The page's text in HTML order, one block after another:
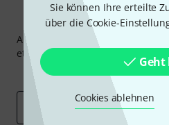
Sie können Ihre erteilte
über die Cookie-
Cookies ablehnen
Thomann
Abonniere den Thomann
etwas Glück einen von
Inspirierende Beiträge
E-Mail-Adresse*